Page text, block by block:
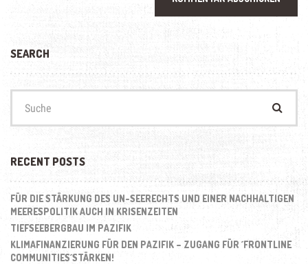
SEARCH
nach:
RECENT POSTS
FÜR DIE STÄRKUNG DES UN-SEERECHTS UND EINER NACHHALTIGEN
MEERESPOLITIK AUCH IN KRISENZEITEN
TIEFSEEBERGBAU IM PAZIFIK
KLIMAFINANZIERUNG FÜR DEN PAZIFIK – ZUGANG FÜR ´FRONTLINE
COMMUNITIES´STÄRKEN!